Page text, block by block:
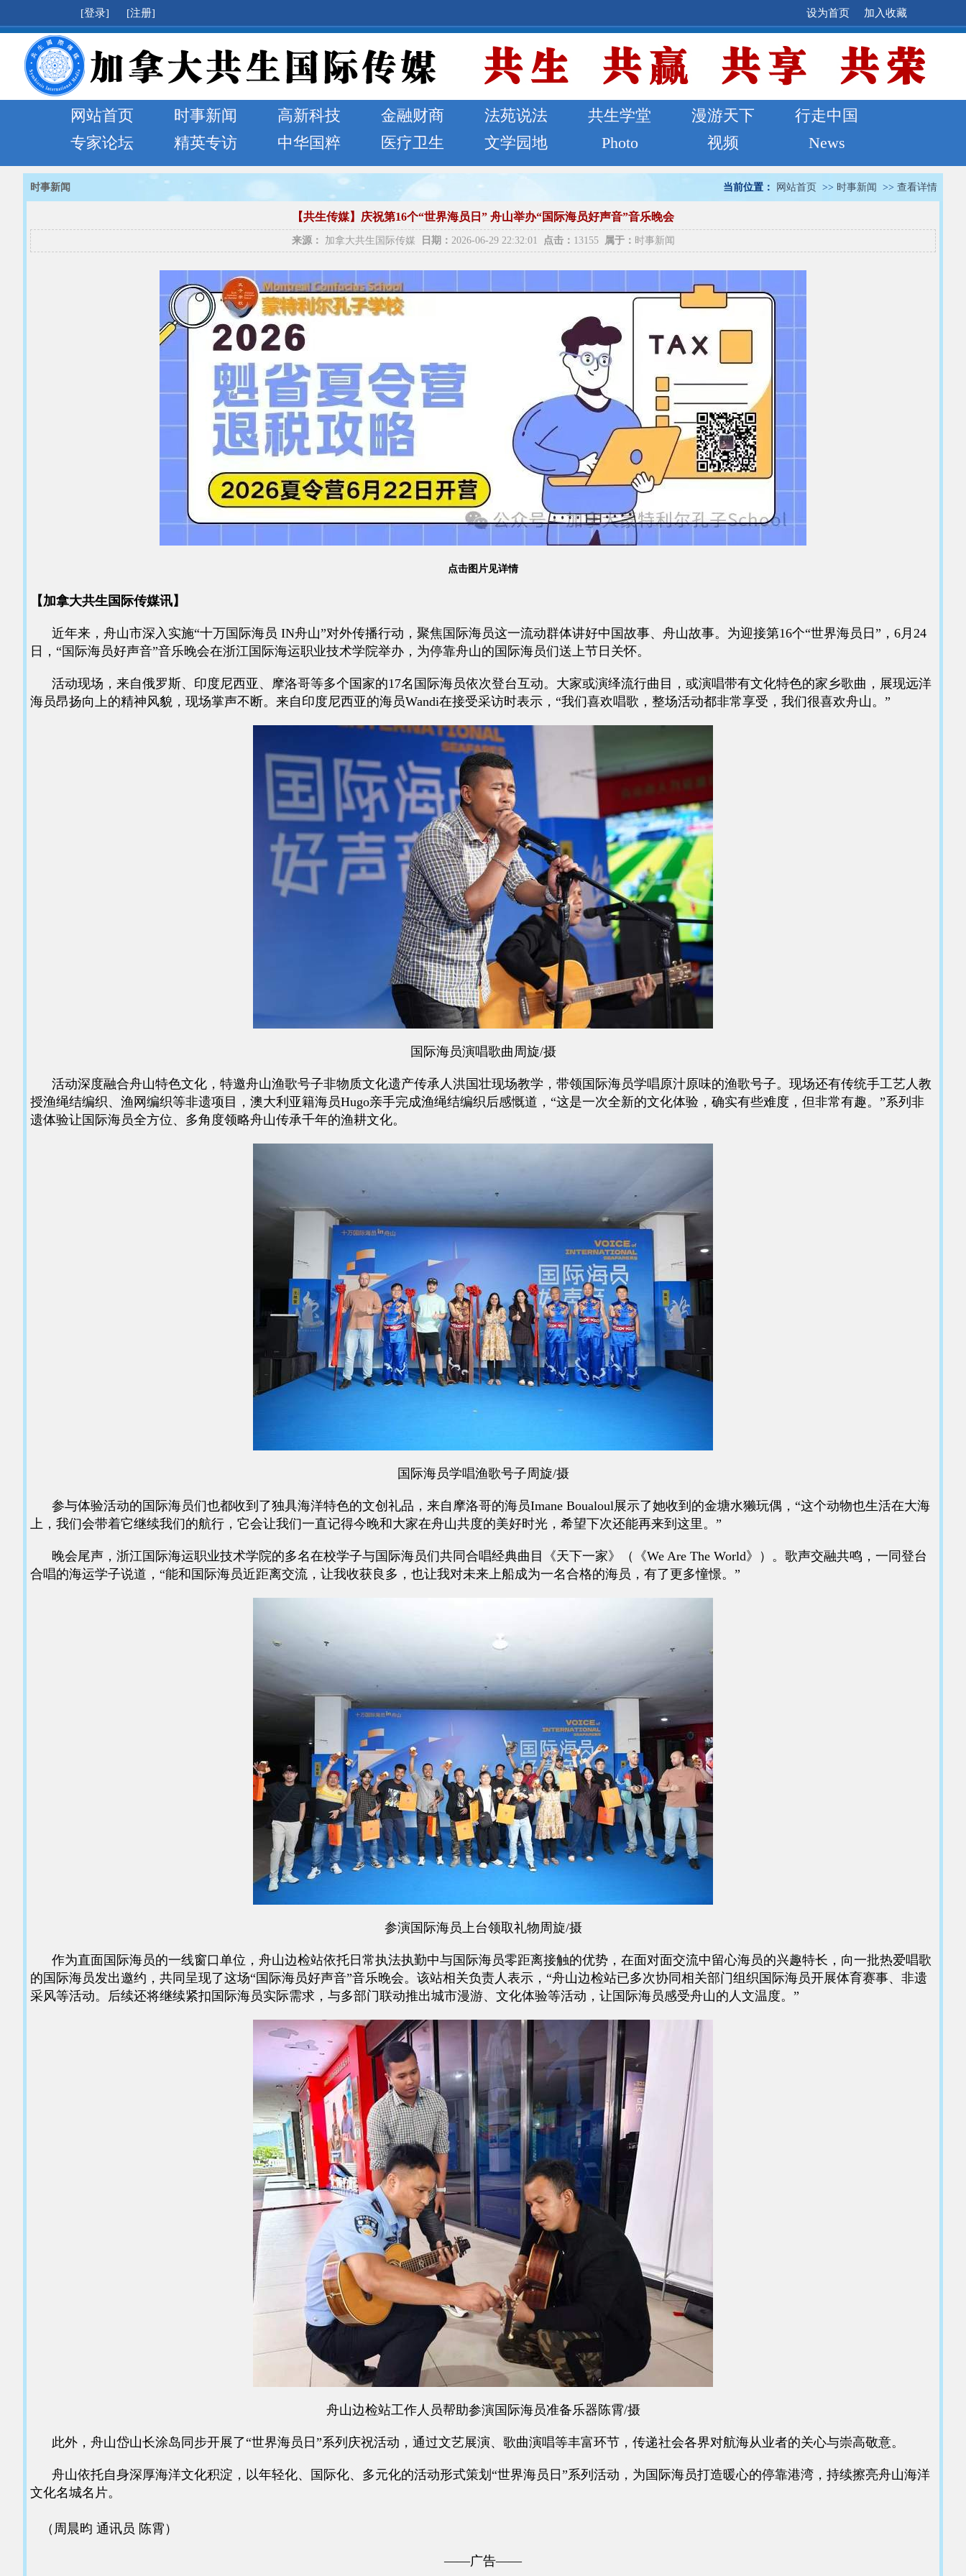
[登录] [注册] 加入收藏
设为首页
网站首页 时事新闻 高新科技 金融财商 法苑说法 共生学堂 漫游天下
行走中国
专家论坛
精英专访 中华国粹 医疗卫生 文学园地 Photo 视频 News
当前位置： 网站首页 >> 时事新闻 >> 查看详情
时事新闻
【共生传媒】庆祝第16个“世界海员日” 舟山举办“国际海员好声音”音乐晚会
来源： 加拿大共生国际传媒 日期： 2026-06-29 22:32:01 点击： 13155 属于： 时事新闻
点击图片见详情
【加拿大共生国际传媒讯】
近年来，舟山市深入实施“十万国际海员 IN舟山”对外传播行动，聚焦国际海员这一流动群体讲好中国故事、舟山故事。为迎接第16个“世界海员日”，6月24
日，“国际海员好声音”音乐晚会在浙江国际海运职业技术学院举办，为停靠舟山的国际海员们送上节日关怀。
活动现场，来自俄罗斯、印度尼西亚、摩洛哥等多个国家的17名国际海员依次登台互动。大家或演绎流行曲目，或演唱带有文化特色的家乡歌曲，展现远洋
海员昂扬向上的精神风貌，现场掌声不断。来自印度尼西亚的海员Wandi在接受采访时表示，“我们喜欢唱歌，整场活动都非常享受，我们很喜欢舟山。”
国际海员演唱歌曲周旋/摄
活动深度融合舟山特色文化，特邀舟山渔歌号子非物质文化遗产传承人洪国壮现场教学，带领国际海员学唱原汁原味的渔歌号子。现场还有传统手工艺人教
授渔绳结编织、渔网编织等非遗项目，澳大利亚籍海员Hugo亲手完成渔绳结编织后感慨道，“这是一次全新的文化体验，确实有些难度，但非常有趣。”系列非
遗体验让国际海员全方位、多角度领略舟山传承千年的渔耕文化。
国际海员学唱渔歌号子周旋/摄
参与体验活动的国际海员们也都收到了独具海洋特色的文创礼品，来自摩洛哥的海员Imane Boualoul展示了她收到的金塘水獭玩偶，“这个动物也生活在大海
上，我们会带着它继续我们的航行，它会让我们一直记得今晚和大家在舟山共度的美好时光，希望下次还能再来到这里。”
晚会尾声，浙江国际海运职业技术学院的多名在校学子与国际海员们共同合唱经典曲目《天下一家》（《We Are The World》）。歌声交融共鸣，一同登台
合唱的海运学子说道，“能和国际海员近距离交流，让我收获良多，也让我对未来上船成为一名合格的海员，有了更多憧憬。”
参演国际海员上台领取礼物周旋/摄
作为直面国际海员的一线窗口单位，舟山边检站依托日常执法执勤中与国际海员零距离接触的优势，在面对面交流中留心海员的兴趣特长，向一批热爱唱歌
的国际海员发出邀约，共同呈现了这场“国际海员好声音”音乐晚会。该站相关负责人表示，“舟山边检站已多次协同相关部门组织国际海员开展体育赛事、非遗
采风等活动。后续还将继续紧扣国际海员实际需求，与多部门联动推出城市漫游、文化体验等活动，让国际海员感受舟山的人文温度。”
舟山边检站工作人员帮助参演国际海员准备乐器陈霄/摄
此外，舟山岱山长涂岛同步开展了“世界海员日”系列庆祝活动，通过文艺展演、歌曲演唱等丰富环节，传递社会各界对航海从业者的关心与崇高敬意。
舟山依托自身深厚海洋文化积淀，以年轻化、国际化、多元化的活动形式策划“世界海员日”系列活动，为国际海员打造暖心的停靠港湾，持续擦亮舟山海洋
文化名城名片。
（周晨昀 通讯员 陈霄）
——广告——